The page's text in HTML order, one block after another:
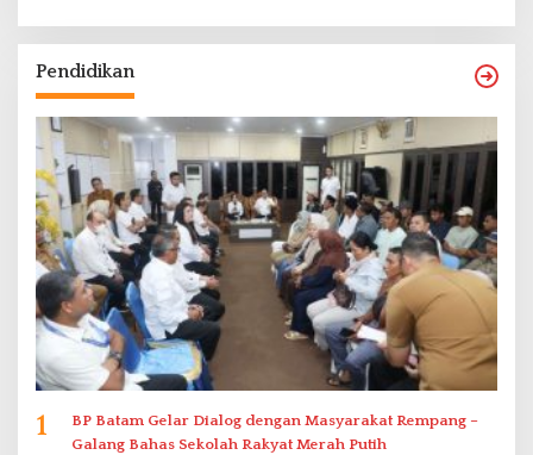
Pendidikan
1
BP Batam Gelar Dialog dengan Masyarakat Rempang –
Galang Bahas Sekolah Rakyat Merah Putih